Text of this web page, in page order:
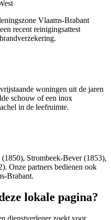
Vlaams-Brabant
recent reinigingsattest
woningen uit de jaren
schouw of een inox
in de leefruimte.
Strombeek-Bever (1853),
Onze partners bedienen ook
Brabant.
lokale pagina?
dienstverlener zoekt voor